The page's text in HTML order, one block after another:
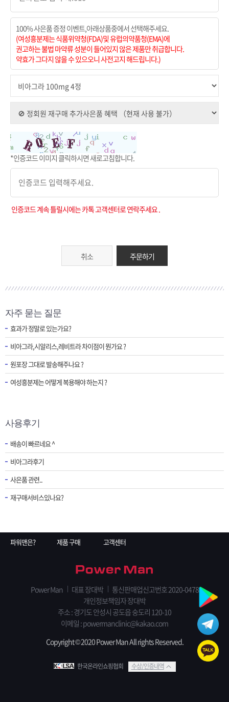
100% 사은품 증정 이벤트,아래상품중에서 선택해주세요.
(여성흥분제는 식품위약청(FDA)및 유럽의약품청(EMA)에
권고하는 불법 마약류 성분이 들어있지 않은 제품만 취급합니다.
약효가 그다지 않을 수 있으오니 사전고지 해드립니다.)
*인증코드 이미지 클릭하시면 새로고침합니다.
인증코드 계속 틀릴시에는 카톡 고객센터로 연락주세요 .
취소 주문하기
자주 묻는 질문
효과가 정말로 있는가요?
비아그라,시알리스,레비트라 차이점이 뭔가요 ?
원포장 그대로 발송해주나요 ?
여성흥분제는 어떻게 복용해야 하는지 ?
사용후기
배송이 빠르네요 ^
비아그라후기
사은품 관련..
재구매서비스있나요?
파워맨은? 제품 구매 고객센터
Power Man 대표 장대박
통신판매업신고번호 2020-0478
개인정보책임자 장대박
주소 : 경기도 안성시 공도읍 숭도리 120-10
이메일 :powermanclinic@kakao.com
Copyright © 2020 Power Man All rights Reserved.
한국온라인쇼핑협회 수상/인증내역